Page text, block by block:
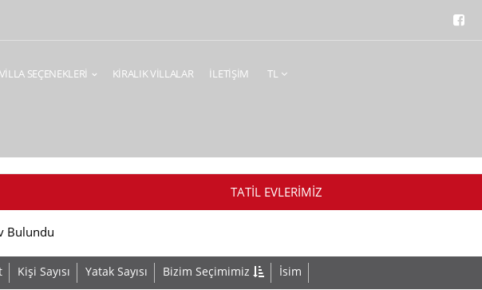
VILLA SEÇENEKLERI KIRALIK VILLALAR İLETIŞIM TL
TATİL EVLERİMİZ
Bulundu
Kişi Sayısı Yatak Sayısı Bizim Seçimimiz İsim